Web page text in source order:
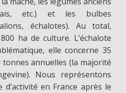
etc.) et les bulbes
échalotes). Au total,
ha de culture. L’échalote
elle concerne 35
annuelles (la majorité
Nous représentons
en France après le